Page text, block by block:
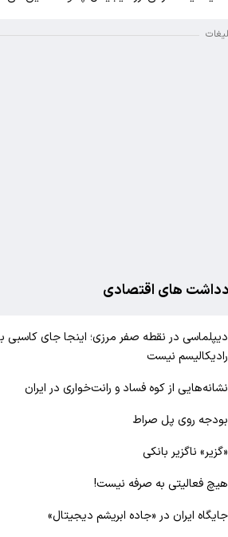
های اقتصادی
دیپلماسی در نقطه صفر مرزی؛ اینجا جای کاسبی
رادیکالیسم نیست
نشانه‌هایی از کوه فساد و رانت‌خواری در ایران
بودجه روی پل صراط
«گزیر» ناگزیر بانکی
هیچ فعالیتی به صرفه نیست!
جایگاه ایران در «جاده ابریشم دیجیتال»